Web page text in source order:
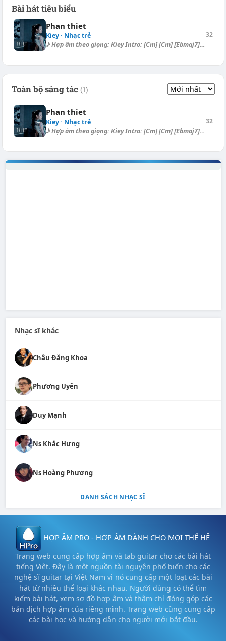
Bài hát tiêu biểu
Phan thiet
Kiey · Nhạc trẻ
♪ Hợp âm theo giọng: Kiey Intro: [Cm] [Cm] [Ebmaj7] [D] [Dm7] Verse: [Dm...
32
Toàn bộ sáng tác (1)
Phan thiet
Kiey · Nhạc trẻ
♪ Hợp âm theo giọng: Kiey Intro: [Cm] [Cm] [Ebmaj7] [D] [Dm7] Verse: [Dm...
32
Nhạc sĩ khác
Châu Đăng Khoa
Phương Uyên
Duy Mạnh
Ns Khắc Hưng
Ns Hoàng Phương
DANH SÁCH NHẠC SĨ
HỢP ÂM PRO - HỢP ÂM DÀNH CHO MỌI THẾ HỆ
Trang web cung cấp hợp âm và tab guitar cho các bài hát
tiếng Việt. Đây là một nguồn tài nguyên phổ biến cho các
nghệ sĩ guitar tại Việt Nam vì nó cung cấp một loạt các bài
hát từ nhiều thể loại khác nhau. Người dùng có thể tìm
kiếm bài hát, xem sơ đồ hợp âm và thậm chí đóng góp các
bản dịch hợp âm của riêng mình. Trang web cũng cung cấp
các bài học và hướng dẫn cho người mới bắt đầu.